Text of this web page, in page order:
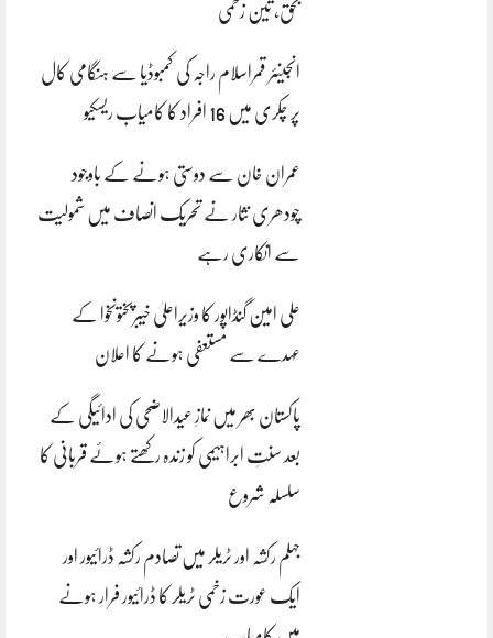
بحق، تین زخمی
انجینئر قمراسلام راجہ کی کمبوڈیا سے ہنگامی کال
پر چکری میں 16 افراد کا کامیاب ریسکیو
عمران خان سے دوستی ہونے کے باوجود
چودھری نثار نے تحریک انصاف میں شمولیت
سے انکاری رہے
علی امین گنڈاپور کا وزیراعلیٰ خیبرپختونخوا کے
عہدے سے مستعفی ہونے کا اعلان
پاکستان بھر میں نمازِ عیدالاضحی کی ادائیگی کے
بعد سنتِ ابراہیمی کو زندہ رکھتے ہوئے قربانی کا
سلسلہ شروع
جہلم رکشہ اور ٹریلر میں تصادم رکشہ ڈرائیور اور
ایک عورت زخمی ٹریلر کا ڈرائیور فرار ہونے